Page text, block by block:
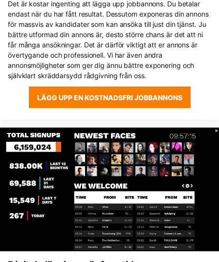
Det är kostar ingenting att lägga upp jobbannons. Du betalar
endast när du har fått resultat. Dessutom exponeras din annons
för massvis av kandidater som kan ansöka till just din tjänst. Ju
bättre utformad din annons är, desto större chans är det att ni
får många ansökningar. Det är därför viktigt att er annons är
övertygande och professionell. Vi har även andra
annonsmöjligheter som ger dig ännu bättre exponering och
självklart skräddarsydd rådgivning från oss.
LÄGG UPP EN KOSTNADSFRI JOBBANNONS